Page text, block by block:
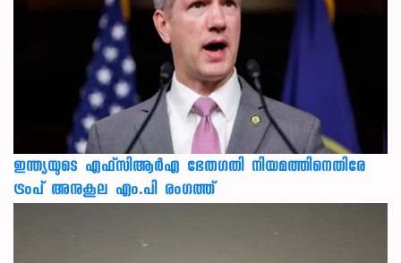
ഇന്ത്യയുടെ എഫ്‌സിആര്‍എ ഭേതഗതി നിയമത്തിനെതിരേ
ട്രംപ് അനുകൂല എം.പി രംഗത്ത്